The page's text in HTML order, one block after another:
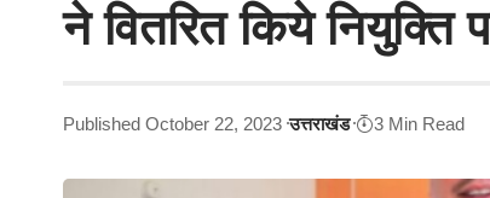
ने वितरित किये नियुक्ति
Published October 22, 2023 उत्तराखंड 3 Min Read